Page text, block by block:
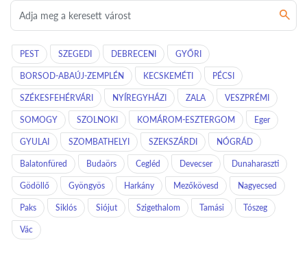
PEST SZEGEDI DEBRECENI GYŐRI
BORSOD-ABAÚJ-ZEMPLÉN KECSKEMÉTI PÉCSI
SZÉKESFEHÉRVÁRI NYÍREGYHÁZI ZALA VESZPRÉMI
SOMOGY SZOLNOKI KOMÁROM-ESZTERGOM Eger
GYULAI SZOMBATHELYI SZEKSZÁRDI NÓGRÁD
Balatonfüred Budaörs Cegléd Devecser Dunaharaszti
Gödöllő Gyöngyös Harkány Mezőkövesd Nagyecsed
Paks Siklós Siójut Szigethalom Tamási Tószeg
Vác